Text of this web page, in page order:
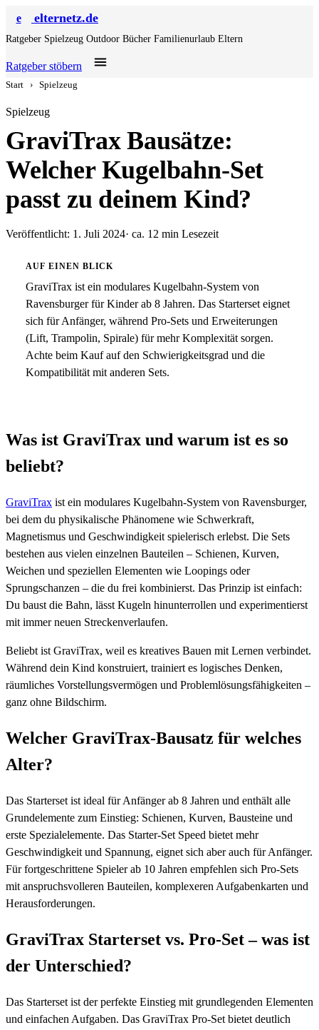
e elternetz.de
Ratgeber Spielzeug Outdoor Bücher Familienurlaub Eltern
Ratgeber stöbern
Start › Spielzeug
Spielzeug
GraviTrax Bausätze:
Welcher Kugelbahn-Set
passt zu deinem Kind?
Veröffentlicht: 1. Juli 2024· ca. 12 min Lesezeit
AUF EINEN BLICK
GraviTrax ist ein modulares Kugelbahn-System von
Ravensburger für Kinder ab 8 Jahren. Das Starterset eignet
sich für Anfänger, während Pro-Sets und Erweiterungen
(Lift, Trampolin, Spirale) für mehr Komplexität sorgen.
Achte beim Kauf auf den Schwierigkeitsgrad und die
Kompatibilität mit anderen Sets.
Was ist GraviTrax und warum ist es so
beliebt?
GraviTrax ist ein modulares Kugelbahn-System von Ravensburger,
bei dem du physikalische Phänomene wie Schwerkraft,
Magnetismus und Geschwindigkeit spielerisch erlebst. Die Sets
bestehen aus vielen einzelnen Bauteilen – Schienen, Kurven,
Weichen und speziellen Elementen wie Loopings oder
Sprungschanzen – die du frei kombinierst. Das Prinzip ist einfach:
Du baust die Bahn, lässt Kugeln hinunterrollen und experimentierst
mit immer neuen Streckenverlaufen.
Beliebt ist GraviTrax, weil es kreatives Bauen mit Lernen verbindet.
Während dein Kind konstruiert, trainiert es logisches Denken,
räumliches Vorstellungsvermögen und Problemlösungsfähigkeiten –
ganz ohne Bildschirm.
Welcher GraviTrax-Bausatz für welches
Alter?
Das Starterset ist ideal für Anfänger ab 8 Jahren und enthält alle
Grundelemente zum Einstieg: Schienen, Kurven, Bausteine und
erste Spezialelemente. Das Starter-Set Speed bietet mehr
Geschwindigkeit und Spannung, eignet sich aber auch für Anfänger.
Für fortgeschrittene Spieler ab 10 Jahren empfehlen sich Pro-Sets
mit anspruchsvolleren Bauteilen, komplexeren Aufgabenkarten und
Herausforderungen.
GraviTrax Starterset vs. Pro-Set – was ist
der Unterschied?
Das Starterset ist der perfekte Einstieg mit grundlegenden Elementen
und einfachen Aufgaben. Das GraviTrax Pro-Set bietet deutlich